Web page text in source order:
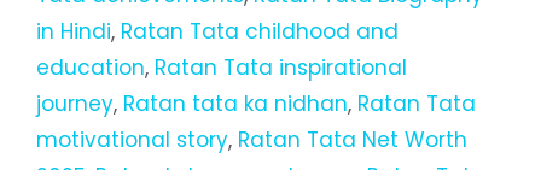
in Hindi, Ratan Tata childhood and
education, Ratan Tata inspirational
journey, Ratan tata ka nidhan, Ratan Tata
motivational story, Ratan Tata Net Worth